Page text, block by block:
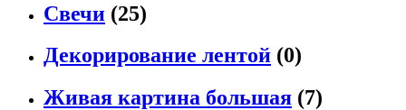
Свечи (25)
Декорирование лентой (0)
Живая картина большая (7)